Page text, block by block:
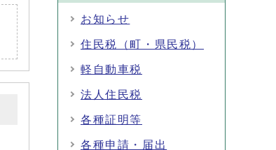
お知らせ
住民税（町・県民税）
軽自動車税
法人住民税
各種証明等
各種申請・届出